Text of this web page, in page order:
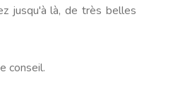
jusqu'à là, de très belles
conseil.